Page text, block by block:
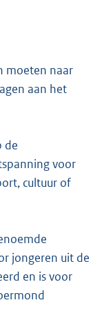
moeten naar
aan het
de
voor
cultuur of
jongeren uit de
en is voor